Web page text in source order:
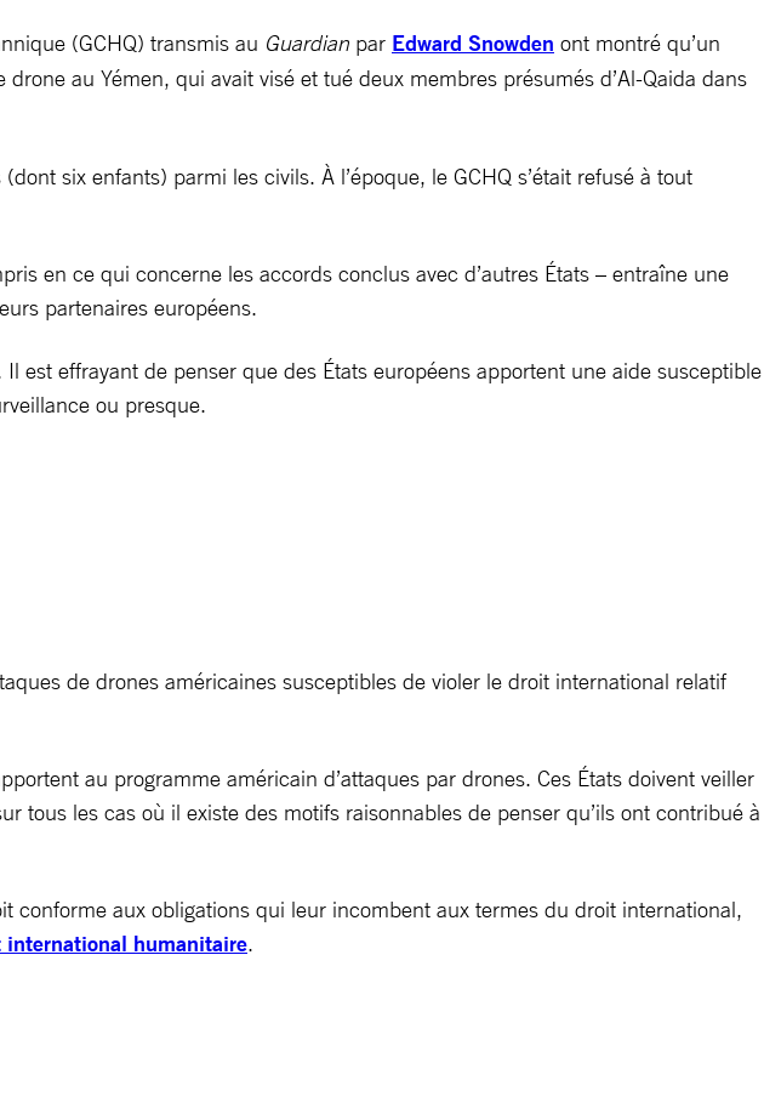
(GCHQ) transmis au Guardian par Edward Snowden ont montré qu’un
au Yémen, qui avait visé et tué deux membres présumés d’Al-Qaida dans
six enfants) parmi les civils. À l’époque, le GCHQ s’était refusé à tout
en ce qui concerne les accords conclus avec d’autres États – entraîne une
partenaires européens.
est effrayant de penser que des États européens apportent une aide susceptible
ou presque.
de drones américaines susceptibles de violer le droit international relatif
au programme américain d’attaques par drones. Ces États doivent veiller
tous les cas où il existe des motifs raisonnables de penser qu’ils ont contribué à
conforme aux obligations qui leur incombent aux termes du droit international,
international humanitaire.